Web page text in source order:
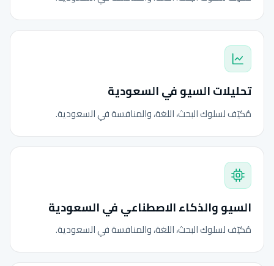
تحليلات السيو في السعودية
مُكيّف لسلوك البحث، اللغة، والمنافسة في السعودية.
السيو والذكاء الاصطناعي في السعودية
مُكيّف لسلوك البحث، اللغة، والمنافسة في السعودية.